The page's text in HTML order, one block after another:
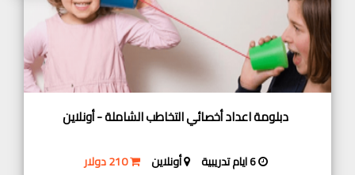
دبلومة اعداد أخصائي التخاطب الشاملة - أونلاين
6 ايام تدريبية أونلاين
210 دولار